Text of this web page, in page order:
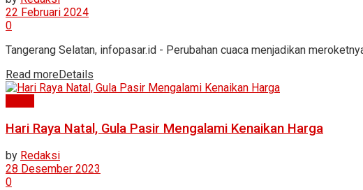
22 Februari 2024
0
Tangerang Selatan, infopasar.id - Perubahan cuaca menjadikan
Read moreDetails
Hari Raya Natal, Gula Pasir Mengalami Kenaikan Harga
by Redaksi
28 Desember 2023
0